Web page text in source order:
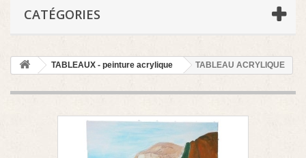
CATÉGORIES
TABLEAUX - peinture acrylique TABLEAU ACRYLIQUE